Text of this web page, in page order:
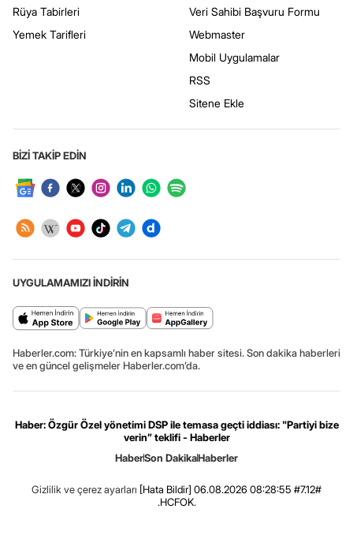
Rüya Tabirleri
Yemek Tarifleri
Veri Sahibi Başvuru Formu
Webmaster
Mobil Uygulamalar
RSS
Sitene Ekle
BİZİ TAKİP EDİN
UYGULAMAMIZI İNDİRİN
Haberler.com: Türkiye’nin en kapsamlı haber sitesi. Son dakika haberleri
ve en güncel gelişmeler Haberler.com’da.
Haber: Özgür Özel yönetimi DSP ile temasa geçti iddiası: "Partiyi bize
verin” teklifi - Haberler
HaberSon DakikaHaberler
Gizlilik ve çerez ayarları [Hata Bildir] 06.08.2026 08:28:55 #7.12#
.HCFOK.